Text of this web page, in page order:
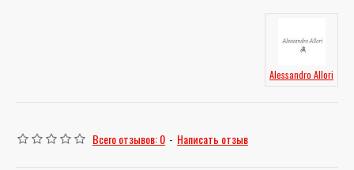
Alessandro Allori
Всего отзывов: 0 - Написать отзыв